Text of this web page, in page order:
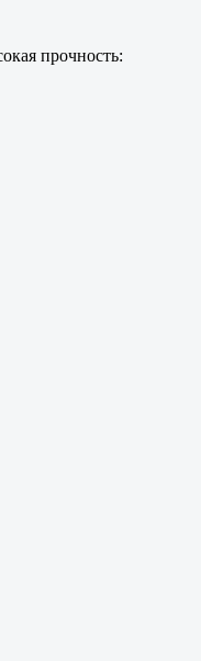
прочность: